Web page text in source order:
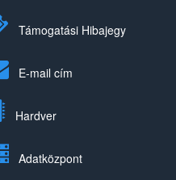
Támogatási Hibajegy
E-mail cím
Hardver
Adatközpont